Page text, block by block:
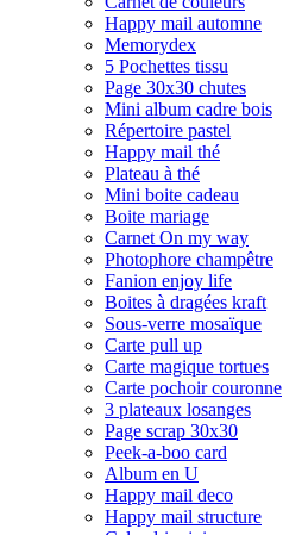
Happy mail automne
Memorydex
5 Pochettes tissu
Page 30x30 chutes
Mini album cadre bois
Répertoire pastel
Happy mail thé
Plateau à thé
Mini boite cadeau
Boite mariage
Carnet On my way
Photophore champêtre
Fanion enjoy life
Boites à dragées kraft
Sous-verre mosaïque
Carte pull up
Carte magique tortues
Carte pochoir couronne
3 plateaux losanges
Page scrap 30x30
Peek-a-boo card
Album en U
Happy mail deco
Happy mail structure